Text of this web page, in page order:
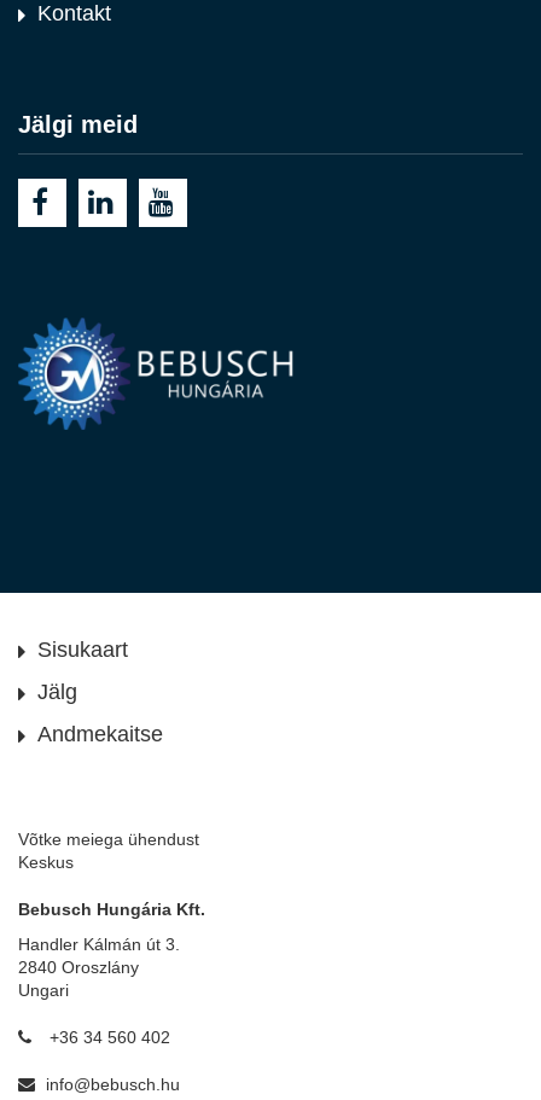
Kontakt
Jälgi meid
Sisukaart
Jälg
Andmekaitse
Võtke meiega ühendust
Keskus
Bebusch Hungária Kft.
Handler Kálmán út 3.
2840 Oroszlány
Ungari
+36 34 560 402
info@bebusch.hu